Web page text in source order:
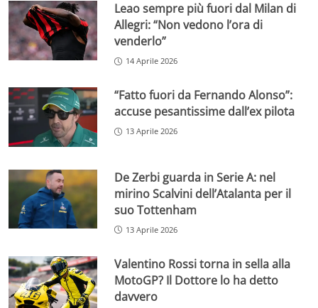
Leao sempre più fuori dal Milan di
Allegri: “Non vedono l’ora di
venderlo”
14 Aprile 2026
“Fatto fuori da Fernando Alonso”:
accuse pesantissime dall’ex pilota
13 Aprile 2026
De Zerbi guarda in Serie A: nel
mirino Scalvini dell’Atalanta per il
suo Tottenham
13 Aprile 2026
Valentino Rossi torna in sella alla
MotoGP? Il Dottore lo ha detto
davvero